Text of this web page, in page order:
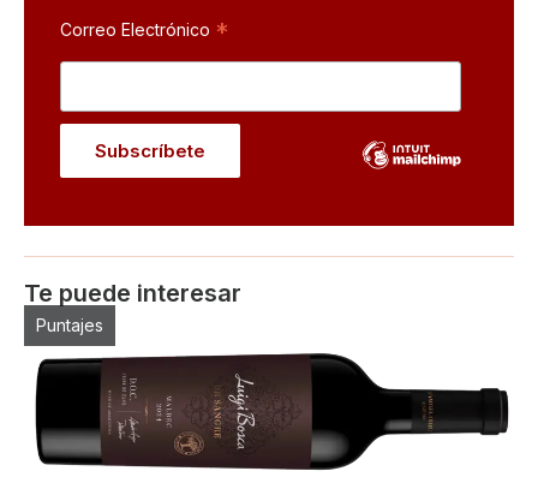
Correo Electrónico *
Te puede interesar
Puntajes